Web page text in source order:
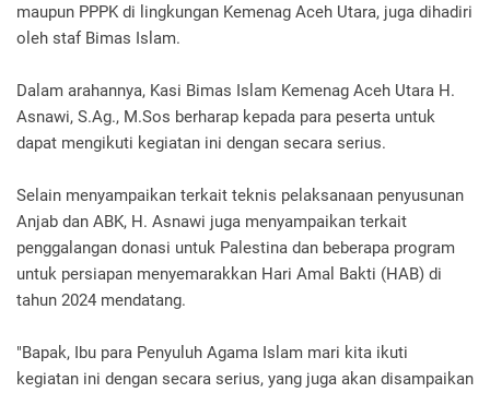
maupun PPPK di lingkungan Kemenag Aceh Utara, juga dihadiri
oleh staf Bimas Islam.
Dalam arahannya, Kasi Bimas Islam Kemenag Aceh Utara H.
Asnawi, S.Ag., M.Sos berharap kepada para peserta untuk
dapat mengikuti kegiatan ini dengan secara serius.
Selain menyampaikan terkait teknis pelaksanaan penyusunan
Anjab dan ABK, H. Asnawi juga menyampaikan terkait
penggalangan donasi untuk Palestina dan beberapa program
untuk persiapan menyemarakkan Hari Amal Bakti (HAB) di
tahun 2024 mendatang.
"Bapak, Ibu para Penyuluh Agama Islam mari kita ikuti
kegiatan ini dengan secara serius, yang juga akan disampaikan